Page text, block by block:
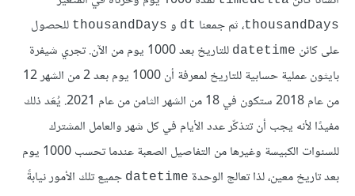
thousandDays، ثم جمعنا dt و thousandDays للحصول
على كائن datetime
للتاريخ بعد 1000 يوم من الآن. تجري شيفرة
بايثون عملية حسابية للتاريخ لمعرفة أن 1000 يوم بعد 2 من الشهر 12
من عام 2018 ستكون في 18 من الشهر الثامن من عام 2021. يُعَد ذلك
مفيدًا لأنه يجب أن تتذكّر عدد الأيام في كل شهر والعامل المشترك
للسنوات الكبيسة وغيرها من التفاصيل الصعبة عندما تحسب 1000 يوم
بعد تاريخ معين، لذا تعالج الوحدة datetime جميع تلك الأمور نيابةً